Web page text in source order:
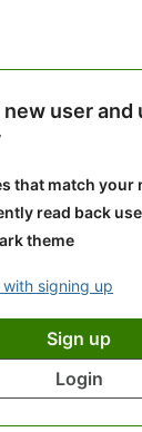
new user and
that match your
read back
theme
signing up
Sign up
Login